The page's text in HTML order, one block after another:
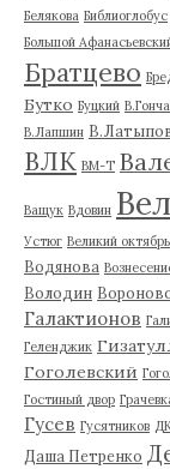
Белякова Библиоглобус
Большой
Братцево
Бутко Буцкий
В.Лапшин
ВЛК ВМ-Т
Ващук Вдовин
Устюг Великий октябрь
Водянова
Володин
Галактионов
Геленджик
Гоголевский
Гостиный двор
Гусев Гусятников
Даша Петренко